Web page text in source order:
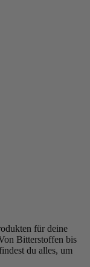
für deine
Bitterstoffen bis
du alles, um